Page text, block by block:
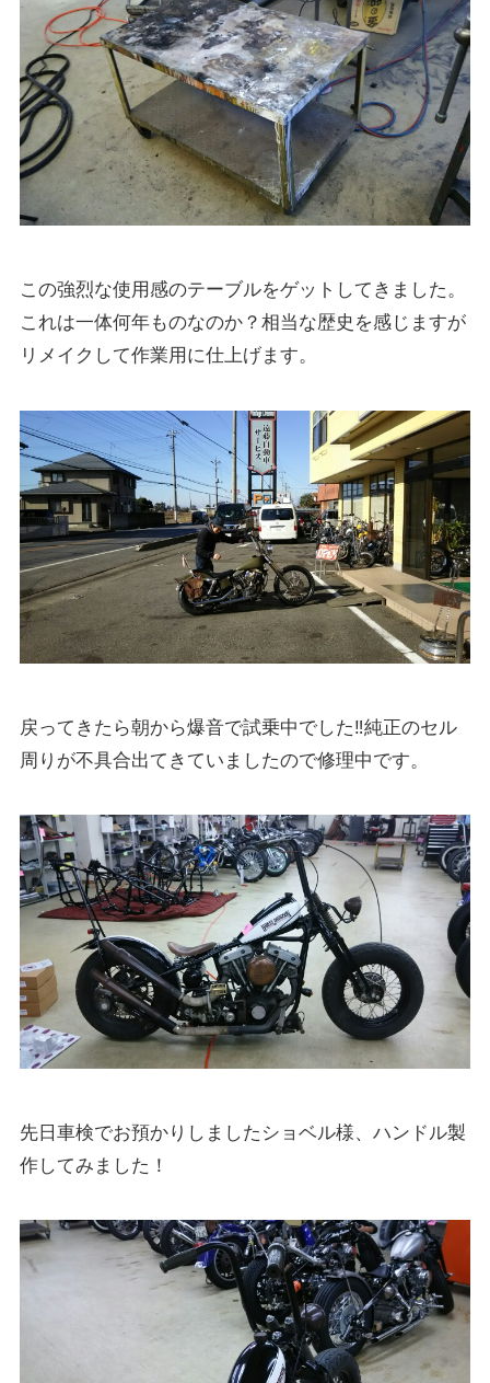
この強烈な使用感のテーブルをゲットしてきました。
これは一体何年ものなのか？相当な歴史を感じますが
リメイクして作業用に仕上げます。
戻ってきたら朝から爆音で試乗中でした‼純正のセル
周りが不具合出てきていましたので修理中です。
先日車検でお預かりしましたショベル様、ハンドル製
作してみました！